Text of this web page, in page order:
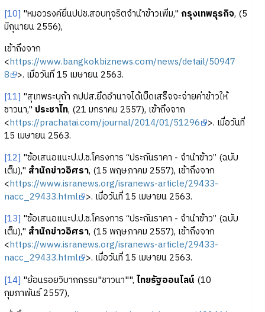
[10] "หมอวรงค์ยื่นปปช.สอบทุุจริตจำนำข้าวเพิ่ม," กรุงเทพธุรกิจ, (5
มิถุนายน 2556),
เข้าถึงจาก
<https://www.bangkokbiznews.com/news/detail/50947
8 >. เมื่อวันที่ 15 เมษายน 2563.
[11] "สุเทพระบุถ้า กปปส.ยึดอำนาจได้เบ็ดเสร็จจะจ่ายค่าข้าวให้
ชาวนา," ประชาไท, (21 มกราคม 2557), เข้าถึงจาก
<https://prachatai.com/journal/2014/01/51296 >. เมื่อวันที่
15 เมษายน 2563.
[12] "ข้อเสนอแนะป.ป.ช.โครงการ “ประกันราคา - จำนำข้าว” (ฉบับ
เต็ม)," สำนักข่าวอิศรา, (15 พฤษภาคม 2557), เข้าถึงจาก
<https://www.isranews.org/isranews-article/29433-
nacc_29433.html >. เมื่อวันที่ 15 เมษายน 2563.
[13] "ข้อเสนอแนะป.ป.ช.โครงการ “ประกันราคา - จำนำข้าว” (ฉบับ
เต็ม)," สำนักข่าวอิศรา, (15 พฤษภาคม 2557), เข้าถึงจาก
<https://www.isranews.org/isranews-article/29433-
nacc_29433.html >. เมื่อวันที่ 15 เมษายน 2563.
[14] "ย้อนรอยวิบากกรรม"ชาวนา"", ไทยรัฐออนไลน์ (10
กุมภาพันธ์ 2557),